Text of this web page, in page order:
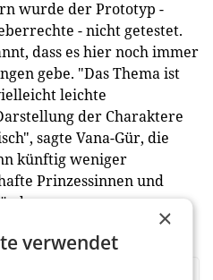
wurde der Prototyp -
- nicht getestet.
dass es hier noch immer
gebe. "Das Thema ist
leichte
der Charaktere
sagte Vana-Gür, die
künftig weniger
Prinzessinnen und
×
verwendet